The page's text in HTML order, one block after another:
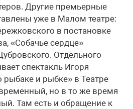
Другие премьерные
уже в Малом театре:
в постановке
«Собачье сердце»
Отдельного
спектакль Игоря
рыбаке и рыбке» в Театре
но в то же время
Там есть и обращение к